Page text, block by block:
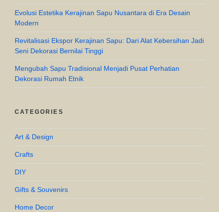
Evolusi Estetika Kerajinan Sapu Nusantara di Era Desain
Modern
Revitalisasi Ekspor Kerajinan Sapu: Dari Alat Kebersihan Jadi
Seni Dekorasi Bernilai Tinggi
Mengubah Sapu Tradisional Menjadi Pusat Perhatian
Dekorasi Rumah Etnik
CATEGORIES
Art & Design
Crafts
DIY
Gifts & Souvenirs
Home Decor